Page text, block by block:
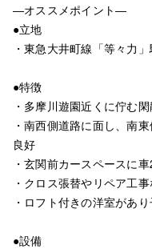
―オススメポイント―
●立地
・東急大井町線「等々力
●特徴
・多摩川遊園近くに佇む
・南西側道路に面し、南
良好
・玄関前カースペースに
・クロス張替やリペア工
・ロフト付きの洋室があ
●設備